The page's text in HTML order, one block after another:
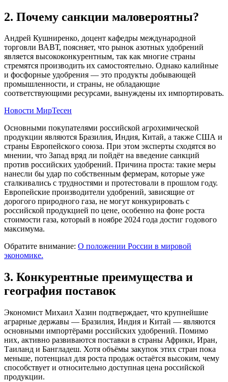
2. Почему санкции маловероятны?
Андрей Кушниренко, доцент кафедры международной
торговли ВАВТ, поясняет, что рынок азотных удобрений
является высококонкурентным, так как многие страны
стремятся производить их самостоятельно. Однако калийные
и фосфорные удобрения — это продукты добывающей
промышленности, и страны, не обладающие
соответствующими ресурсами, вынуждены их импортировать.
Новости МирТесен
Основными покупателями российской агрохимической
продукции являются Бразилия, Индия, Китай, а также США и
страны Европейского союза. При этом эксперты сходятся во
мнении, что Запад вряд ли пойдёт на введение санкций
против российских удобрений. Причина проста: такие меры
нанесли бы удар по собственным фермерам, которые уже
сталкивались с трудностями и протестовали в прошлом году.
Европейские производители удобрений, зависящие от
дорогого природного газа, не могут конкурировать с
российской продукцией по цене, особенно на фоне роста
стоимости газа, который в ноябре 2024 года достиг годового
максимума.
Обратите внимание: О положении России в мировой
экономике.
3. Конкурентные преимущества и
география поставок
Экономист Михаил Хазин подтверждает, что крупнейшие
аграрные державы — Бразилия, Индия и Китай — являются
основными импортёрами российских удобрений. Помимо
них, активно развиваются поставки в страны Африки, Иран,
Таиланд и Бангладеш. Хотя объёмы закупок этих стран пока
меньше, потенциал для роста продаж остаётся высоким, чему
способствует и относительно доступная цена российской
продукции.